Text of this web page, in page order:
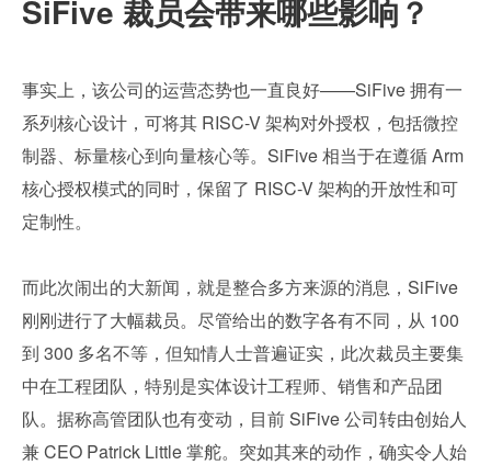
SiFive 裁员会带来哪些影响？
事实上，该公司的运营态势也一直良好——SiFive 拥有一
系列核心设计，可将其 RISC-V 架构对外授权，包括微控
制器、标量核心到向量核心等。SiFive 相当于在遵循 Arm
核心授权模式的同时，保留了 RISC-V 架构的开放性和可
定制性。
而此次闹出的大新闻，就是整合多方来源的消息，SiFive
刚刚进行了大幅裁员。尽管给出的数字各有不同，从 100
到 300 多名不等，但知情人士普遍证实，此次裁员主要集
中在工程团队，特别是实体设计工程师、销售和产品团
队。据称高管团队也有变动，目前 SiFive 公司转由创始人
兼 CEO Patrick Little 掌舵。突如其来的动作，确实令人始